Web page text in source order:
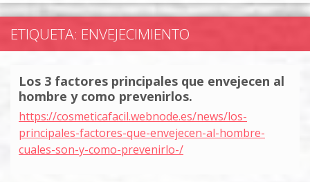
ETIQUETA: ENVEJECIMIENTO
Los 3 factores principales que envejecen al
hombre y como prevenirlos.
https://cosmeticafacil.webnode.es/news/los-
principales-factores-que-envejecen-al-hombre-
cuales-son-y-como-prevenirlo-/